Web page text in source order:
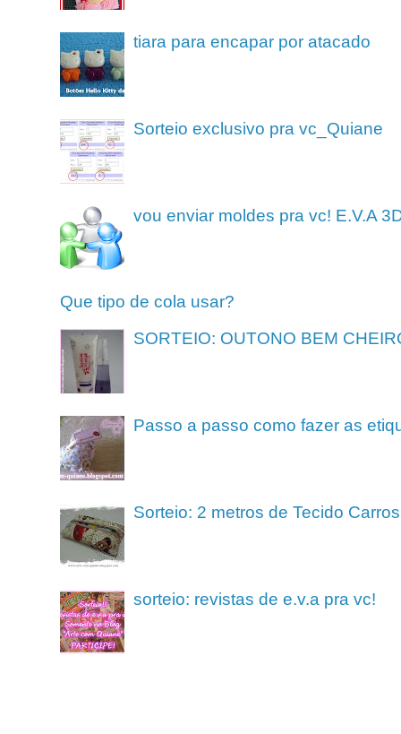
tiara para encapar por atacado
Sorteio exclusivo pra vc_Quiane
vou enviar moldes pra vc! E.V.A
Que tipo de cola usar?
SORTEIO: OUTONO BEM
Passo a passo como fazer as
Sorteio: 2 metros de Tecido Carros
sorteio: revistas de e.v.a pra vc!